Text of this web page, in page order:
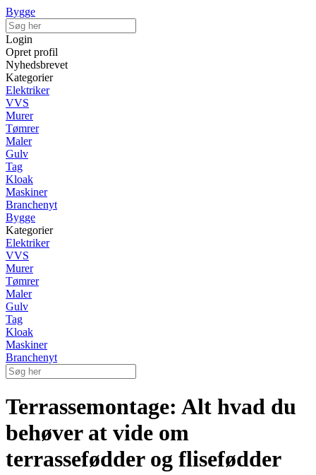
Bygge
Login
Opret profil
Nyhedsbrevet
Kategorier
Elektriker
VVS
Murer
Tømrer
Maler
Gulv
Tag
Kloak
Maskiner
Branchenyt
Bygge
Kategorier
Elektriker
VVS
Murer
Tømrer
Maler
Gulv
Tag
Kloak
Maskiner
Branchenyt
Terrassemontage: Alt hvad du
behøver at vide om
terrassefødder og flisefødder